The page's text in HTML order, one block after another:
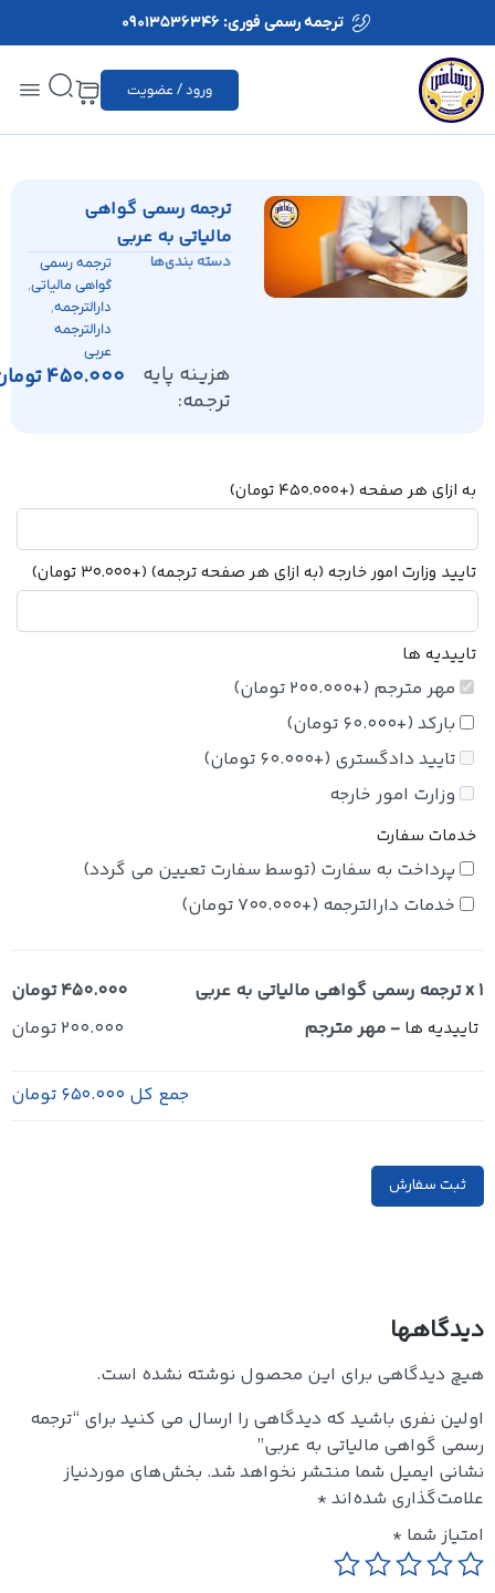
ترجمه رسمی فوری: 09013536346
ورود / عضویت
ترجمه رسمی گواهی
مالیاتی به عربی
دسته بندی‌ها
ترجمه رسمی
گواهی مالیاتی,
دارالترجمه,
دارالترجمه
عربی
هزینه پایه
ترجمه:
450.000تومان
به ازای هر صفحه(+
450.000تومان)
تایید وزارت امور خارجه (به ازای هر صفحه ترجمه)(+
30.000تومان)
تاییدیه ها
مهر مترجم(+
200.000 تومان)
بارکد(+
60.000تومان)
تایید دادگستری(+
60.000تومان)
وزارت امور خارجه
خدمات سفارت
پرداخت به سفارت (توسط سفارت تعیین می گردد)
خدمات دارالترجمه(+
700.000تومان)
x 1ترجمه رسمی گواهی مالیاتی به عربی 450.000 تومان
تاییدیه ها-مهر مترجم 200.000 تومان
جمع کل650.000 تومان
ثبت سفارش
دیدگاهها
هیچ دیدگاهی برای این محصول نوشته نشده است.
اولین نفری باشید که دیدگاهی را ارسال می کنید برای “ترجمه
رسمی گواهی مالیاتی به عربی”
نشانی ایمیل شما منتشر نخواهد شد.بخش‌های موردنیاز
علامت‌گذاری شده‌اند*
امتیاز شما*